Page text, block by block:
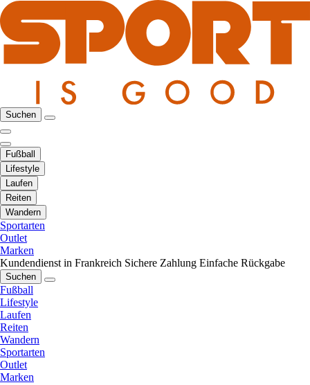
Suchen
Fußball
Lifestyle
Laufen
Reiten
Wandern
Sportarten
Outlet
Marken
Kundendienst in Frankreich Sichere Zahlung Einfache Rückgabe
Suchen
Fußball
Lifestyle
Laufen
Reiten
Wandern
Sportarten
Outlet
Marken